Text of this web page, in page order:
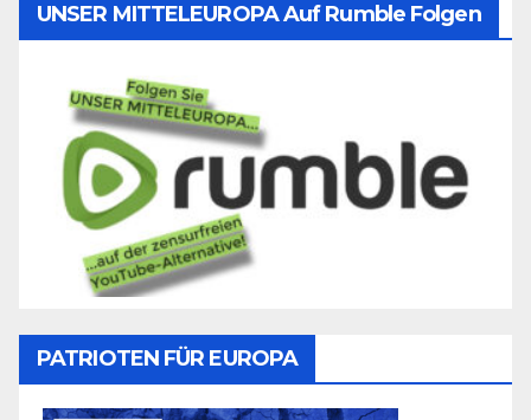
UNSER MITTELEUROPA Auf Rumble Folgen
PATRIOTEN FÜR EUROPA